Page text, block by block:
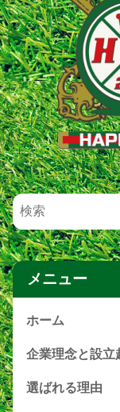
メニュー
ホーム
企業理念と設立
選ばれる理由